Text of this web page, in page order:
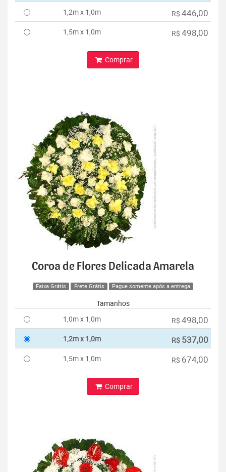
1,2m x 1,0m R$ 446,00
1,5m x 1,0m R$ 498,00
Comprar
Coroa de Flores Delicada Amarela
Faixa Grátis Frete Grátis Pague somente após a entrega
Tamanhos
1,0m x 1,0m
R$ 498,00
1,2m x 1,0m R$ 537,00
1,5m x 1,0m R$ 674,00
Comprar